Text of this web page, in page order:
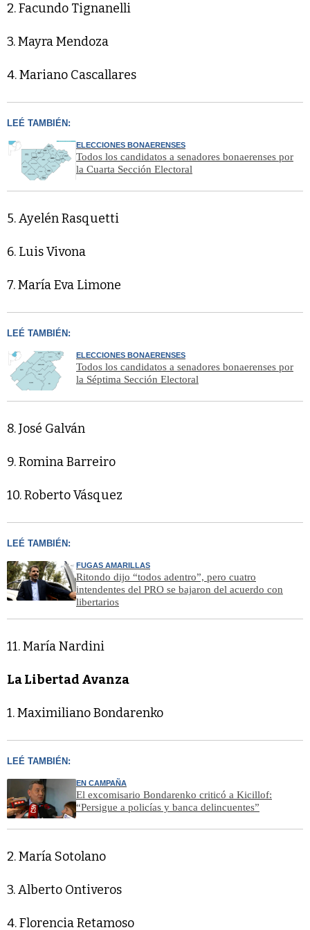
2. Facundo Tignanelli
3. Mayra Mendoza
4. Mariano Cascallares
LEÉ TAMBIÉN:
ELECCIONES BONAERENSES
Todos los candidatos a senadores bonaerenses por
la Cuarta Sección Electoral
5. Ayelén Rasquetti
6. Luis Vivona
7. María Eva Limone
LEÉ TAMBIÉN:
ELECCIONES BONAERENSES
Todos los candidatos a senadores bonaerenses por
la Séptima Sección Electoral
8. José Galván
9. Romina Barreiro
10. Roberto Vásquez
LEÉ TAMBIÉN:
FUGAS AMARILLAS
Ritondo dijo “todos adentro”, pero cuatro
intendentes del PRO se bajaron del acuerdo con
libertarios
11. María Nardini
La Libertad Avanza
1. Maximiliano Bondarenko
LEÉ TAMBIÉN:
EN CAMPAÑA
El excomisario Bondarenko criticó a Kicillof:
“Persigue a policías y banca delincuentes”
2. María Sotolano
3. Alberto Ontiveros
4. Florencia Retamoso